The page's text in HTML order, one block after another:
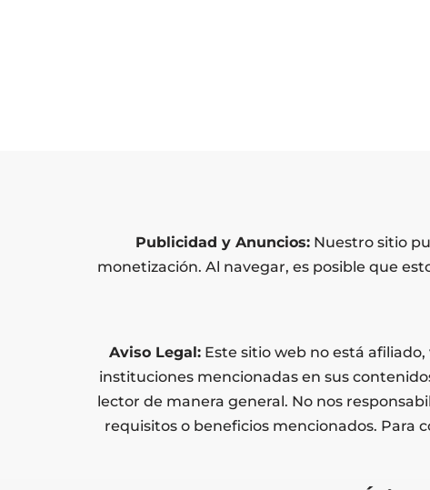
Publicidad y Anuncios: Nuestro sitio
monetización. Al navegar, es posible que
Aviso Legal:Este sitio web no está
instituciones mencionadas en sus
lector de manera general. No nos
requisitos o beneficios mencionados. Para